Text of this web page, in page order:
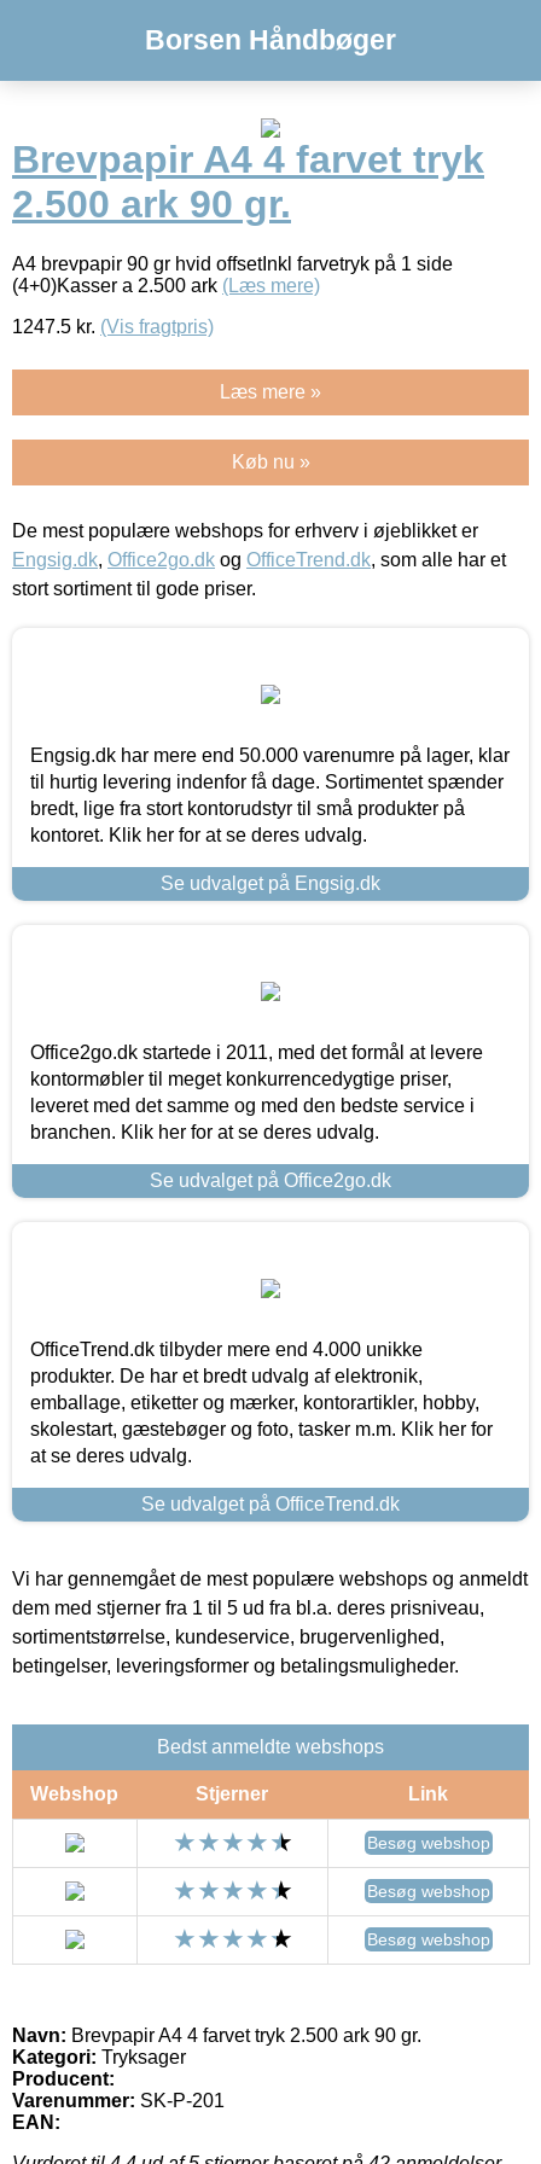
Borsen Håndbøger
Brevpapir A4 4 farvet tryk
2.500 ark 90 gr.
A4 brevpapir 90 gr hvid offsetInkl farvetryk på 1 side
(4+0)Kasser a 2.500 ark (Læs mere)
1247.5 kr. (Vis fragtpris)
Læs mere »
Køb nu »
De mest populære webshops for erhverv i øjeblikket er
Engsig.dk, Office2go.dk og OfficeTrend.dk, som alle har et
stort sortiment til gode priser.
Engsig.dk har mere end 50.000 varenumre på lager, klar
til hurtig levering indenfor få dage. Sortimentet spænder
bredt, lige fra stort kontorudstyr til små produkter på
kontoret. Klik her for at se deres udvalg.
Se udvalget på Engsig.dk
Office2go.dk startede i 2011, med det formål at levere
kontormøbler til meget konkurrencedygtige priser,
leveret med det samme og med den bedste service i
branchen. Klik her for at se deres udvalg.
Se udvalget på Office2go.dk
OfficeTrend.dk tilbyder mere end 4.000 unikke
produkter. De har et bredt udvalg af elektronik,
emballage, etiketter og mærker, kontorartikler, hobby,
skolestart, gæstebøger og foto, tasker m.m. Klik her for
at se deres udvalg.
Se udvalget på OfficeTrend.dk
Vi har gennemgået de mest populære webshops og anmeldt
dem med stjerner fra 1 til 5 ud fra bl.a. deres prisniveau,
sortimentstørrelse, kundeservice, brugervenlighed,
betingelser, leveringsformer og betalingsmuligheder.
Bedst anmeldte webshops
Webshop Stjerner Link
Besøg webshop
Besøg webshop
Besøg webshop
Navn: Brevpapir A4 4 farvet tryk 2.500 ark 90 gr.
Kategori: Tryksager
Producent:
Varenummer: SK-P-201
EAN: